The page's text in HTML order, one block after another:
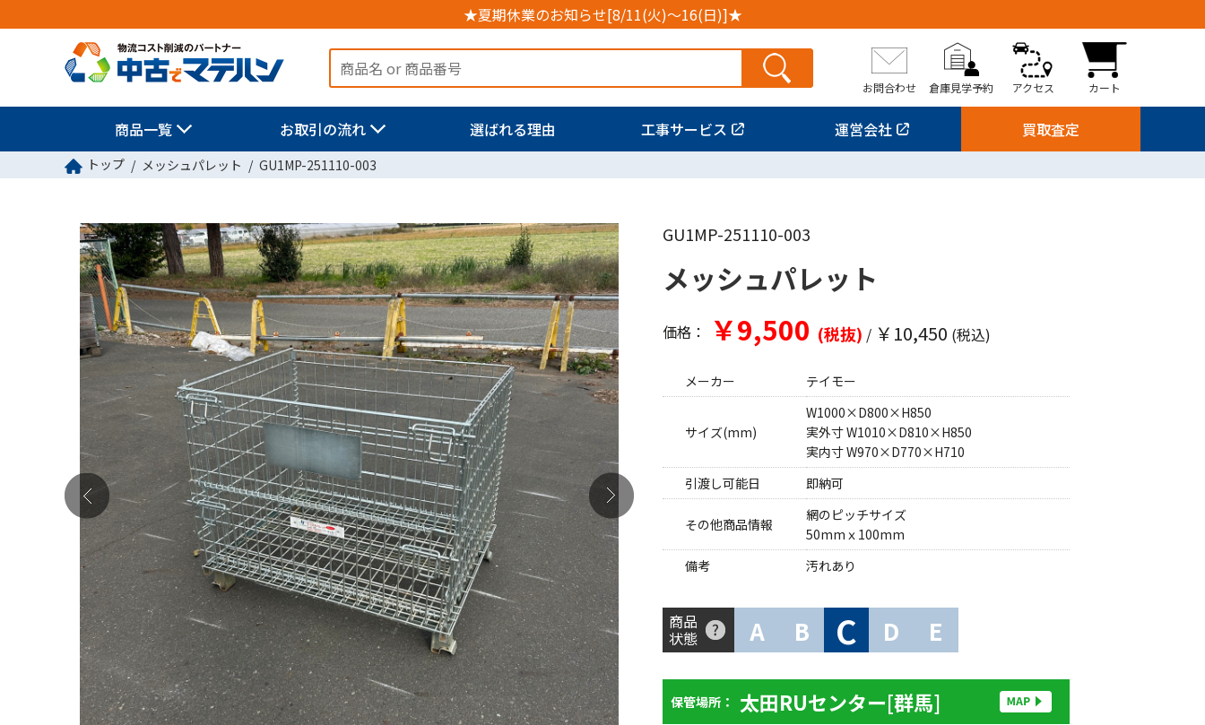
★夏期休業のお知らせ[8/11(火)～16(日)]★
お問合わせ 倉庫見学予約 アクセス カート
商品一覧 お取引の流れ 選ばれる理由 工事サービス 運営会社 買取査定
トップ メッシュパレット GU1MP-251110-003
GU1MP-251110-003
メッシュパレット
価格： ￥9,500 (税抜) / ￥10,450 (税込)
メーカー テイモー
サイズ(mm)
W1000×D800×H850
実外寸 W1010×D810×H850
実内寸 W970×D770×H710
引渡し可能日
即納可
その他商品情報
網のピッチサイズ
50mmｘ100mm
備考
汚れあり
商品
状態 A B C D E
保管場所： 太田RUセンター[群馬]